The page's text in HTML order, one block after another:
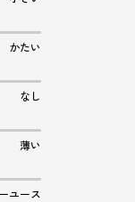
かたい
なし
薄い
ユース